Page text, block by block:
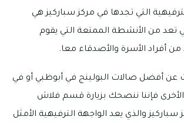
التي تجدها في مركز سباركيز هي
تعد من الأنشطة الممتعة التي يقوم
من أفراد الأسرة والأصدقاء معا.
عن أفضل صالات البولينج في أبوظبي أو في
الأخرى فإننا ننصحك بزيارة قسم فلاش
سباركيز والذي يعد الواجهة الترفيهية الأمثل